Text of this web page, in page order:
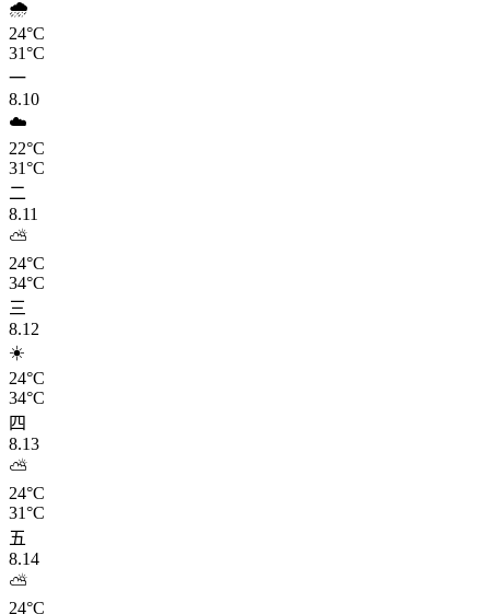
🌧️
24°C
31°C
一
8.10
☁️
22°C
31°C
二
8.11
⛅
24°C
34°C
三
8.12
☀️
24°C
34°C
四
8.13
⛅
24°C
31°C
五
8.14
⛅
24°C